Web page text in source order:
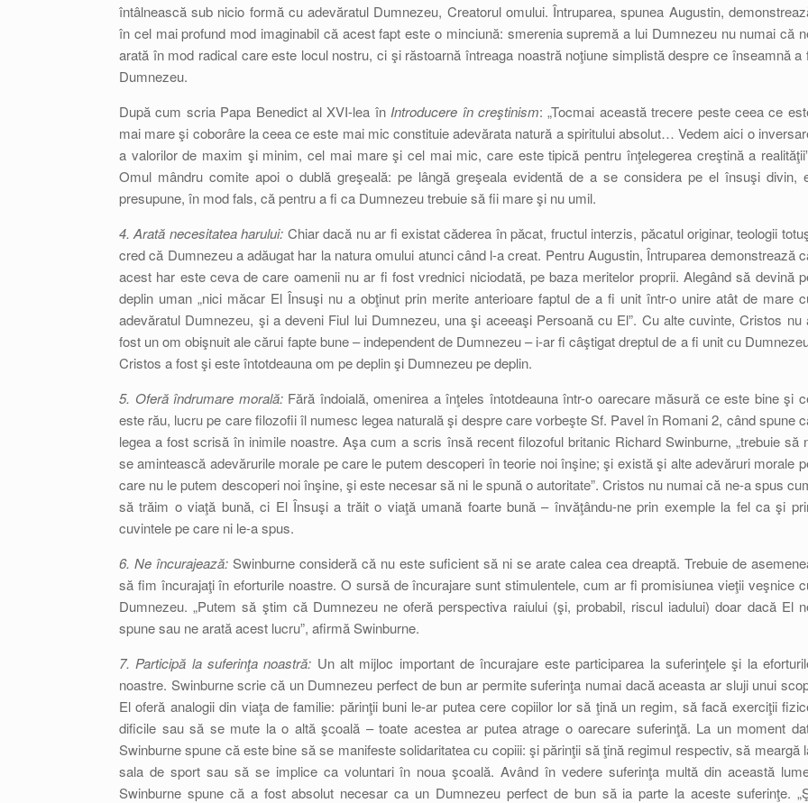
întâlnească sub nicio formă cu adevăratul Dumnezeu, Creatorul omului. Întruparea, spunea Augustin,
în cel mai profund mod imaginabil că acest fapt este o minciună: smerenia supremă a lui Dumnezeu nu numai că
arată în mod radical care este locul nostru, ci şi răstoarnă întreaga noastră noţiune simplistă despre ce înseamnă a
Dumnezeu.
După cum scria Papa Benedict al XVI-lea în Introducere în creştinism: „Tocmai această trecere peste ceea ce
mai mare şi coborâre la ceea ce este mai mic constituie adevărata natură a spiritului absolut… Vedem aici o
a valorilor de maxim şi minim, cel mai mare şi cel mai mic, care este tipică pentru înţelegerea creştină a
Omul mândru comite apoi o dublă greşeală: pe lângă greşeala evidentă de a se considera pe el însuşi divin,
presupune, în mod fals, că pentru a fi ca Dumnezeu trebuie să fii mare şi nu umil.
4. Arată necesitatea harului: Chiar dacă nu ar fi existat căderea în păcat, fructul interzis, păcatul originar, teologii
cred că Dumnezeu a adăugat har la natura omului atunci când l-a creat. Pentru Augustin, Întruparea demonstrează
acest har este ceva de care oamenii nu ar fi fost vrednici niciodată, pe baza meritelor proprii. Alegând să devină
deplin uman „nici măcar El Însuşi nu a obţinut prin merite anterioare faptul de a fi unit într-o unire atât de mare
adevăratul Dumnezeu, şi a deveni Fiul lui Dumnezeu, una şi aceeaşi Persoană cu El”. Cu alte cuvinte, Cristos nu
fost un om obişnuit ale cărui fapte bune – independent de Dumnezeu – i-ar fi câştigat dreptul de a fi unit cu
Cristos a fost şi este întotdeauna om pe deplin şi Dumnezeu pe deplin.
5. Oferă îndrumare morală: Fără îndoială, omenirea a înţeles întotdeauna într-o oarecare măsură ce este bine şi
este rău, lucru pe care filozofii îl numesc legea naturală şi despre care vorbeşte Sf. Pavel în Romani 2, când spune
legea a fost scrisă în inimile noastre. Aşa cum a scris însă recent filozoful britanic Richard Swinburne, „trebuie să
se amintească adevărurile morale pe care le putem descoperi în teorie noi înşine; şi există şi alte adevăruri morale
care nu le putem descoperi noi înşine, şi este necesar să ni le spună o autoritate”. Cristos nu numai că ne-a spus
să trăim o viaţă bună, ci El Însuşi a trăit o viaţă umană foarte bună – învăţându-ne prin exemple la fel ca şi
cuvintele pe care ni le-a spus.
6. Ne încurajează: Swinburne consideră că nu este suficient să ni se arate calea cea dreaptă. Trebuie de
să fim încurajaţi în eforturile noastre. O sursă de încurajare sunt stimulentele, cum ar fi promisiunea vieţii veşnice
Dumnezeu. „Putem să ştim că Dumnezeu ne oferă perspectiva raiului (şi, probabil, riscul iadului) doar dacă El
spune sau ne arată acest lucru”, afirmă Swinburne.
7. Participă la suferinţa noastră: Un alt mijloc important de încurajare este participarea la suferinţele şi la
noastre. Swinburne scrie că un Dumnezeu perfect de bun ar permite suferinţa numai dacă aceasta ar sluji unui
El oferă analogii din viaţa de familie: părinţii buni le-ar putea cere copiilor lor să ţină un regim, să facă exerciţii
dificile sau să se mute la o altă şcoală – toate acestea ar putea atrage o oarecare suferinţă. La un moment
Swinburne spune că este bine să se manifeste solidaritatea cu copiii: şi părinţii să ţină regimul respectiv, să meargă
sala de sport sau să se implice ca voluntari în noua şcoală. Având în vedere suferinţa multă din această
Swinburne spune că a fost absolut necesar ca un Dumnezeu perfect de bun să ia parte la aceste suferinţe.